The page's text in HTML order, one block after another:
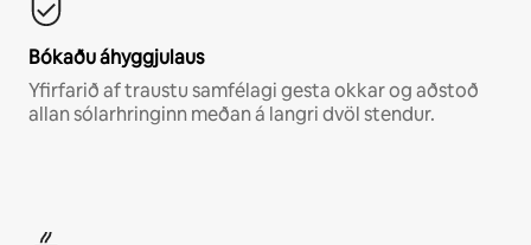
Bókaðu áhyggjulaus
Yfirfarið af traustu samfélagi gesta okkar og aðstoð
allan sólarhringinn meðan á langri dvöl stendur.